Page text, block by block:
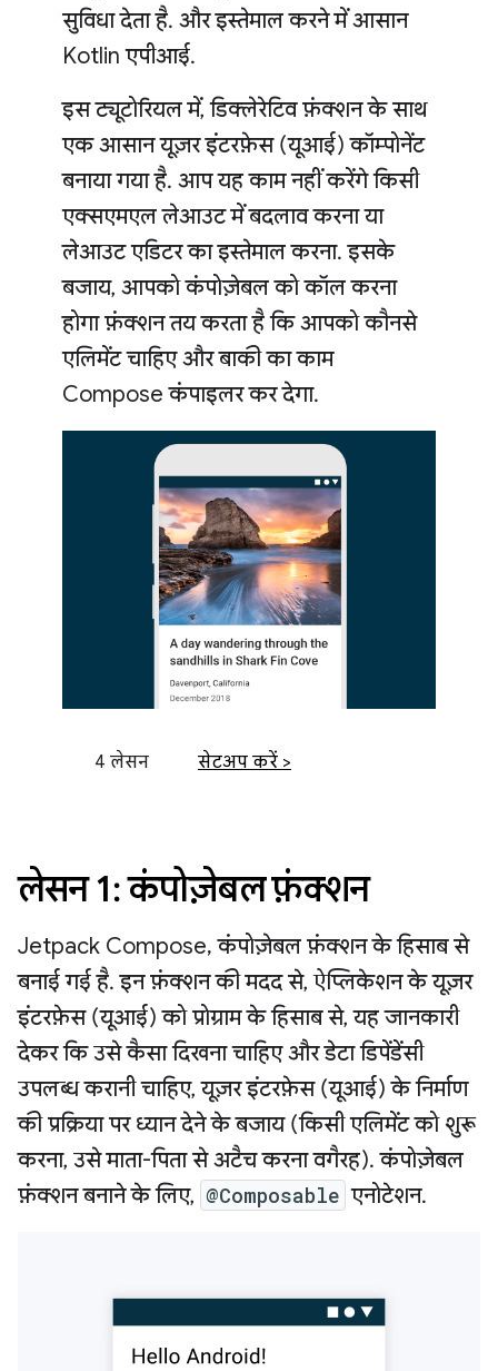
सुविधा देता है. और इस्तेमाल करने में आसान
Kotlin एपीआई.
इस ट्यूटोरियल में, डिक्लेरेटिव फ़ंक्शन के साथ
एक आसान यूज़र इंटरफ़ेस (यूआई) कॉम्पोनेंट
बनाया गया है. आप यह काम नहीं करेंगे किसी
एक्सएमएल लेआउट में बदलाव करना या
लेआउट एडिटर का इस्तेमाल करना. इसके
बजाय, आपको कंपोज़ेबल को कॉल करना
होगा फ़ंक्शन तय करता है कि आपको कौनसे
एलिमेंट चाहिए और बाकी का काम
Compose कंपाइलर कर देगा.
4 लेसन सेटअप करें >
लेसन 1: कंपोज़ेबल फ़ंक्शन
Jetpack Compose, कंपोज़ेबल फ़ंक्शन के हिसाब से
बनाई गई है. इन फ़ंक्शन की मदद से, ऐप्लिकेशन के यूज़र
इंटरफ़ेस (यूआई) को प्रोग्राम के हिसाब से, यह जानकारी
देकर कि उसे कैसा दिखना चाहिए और डेटा डिपेंडेंसी
उपलब्ध करानी चाहिए, यूज़र इंटरफ़ेस (यूआई) के निर्माण
की प्रक्रिया पर ध्यान देने के बजाय (किसी एलिमेंट को शुरू
करना, उसे माता-पिता से अटैच करना वगैरह). कंपोज़ेबल
फ़ंक्शन बनाने के लिए, @Composable एनोटेशन.